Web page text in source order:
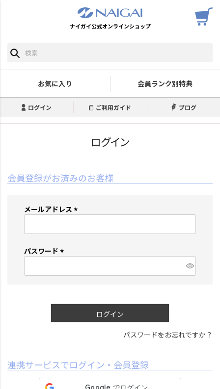
ナイガイ公式オンラインショップ
お気に入り 会員ランク別特典
ログイン ご利用ガイド ブログ
ログイン
会員登録がお済みのお客様
メールアドレス
必
パスワード
必
ログイン
パスワードをお忘れですか？
連携サービスでログイン・会員登録